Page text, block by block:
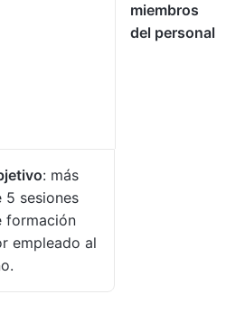
miembros
del personal
: más
5 sesiones
formación
empleado al